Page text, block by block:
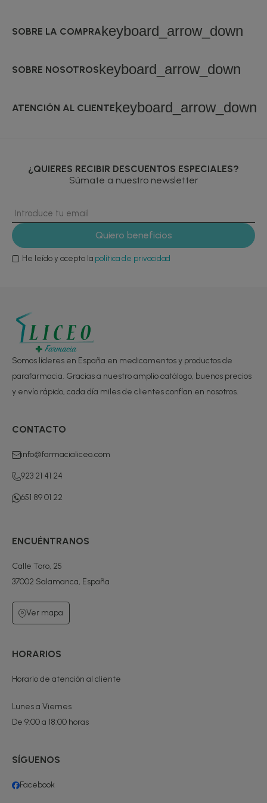
SOBRE LA COMPRAkeyboard_arrow_down
SOBRE NOSOTROSkeyboard_arrow_down
ATENCIÓN AL CLIENTEkeyboard_arrow_down
¿QUIERES RECIBIR DESCUENTOS ESPECIALES?
Súmate a nuestro newsletter
He leído y acepto la política de privacidad
Somos líderes en España en medicamentos y productos de
parafarmacia. Gracias a nuestro amplio catálogo, buenos precios
y envío rápido, cada día miles de clientes confían en nosotros.
CONTACTO
info@farmacialiceo.com
923 21 41 24
651 89 01 22
ENCUÉNTRANOS
Calle Toro, 25
37002 Salamanca, España
Ver mapa
HORARIOS
Horario de atención al cliente
Lunes a Viernes
De 9:00 a 18:00 horas
SÍGUENOS
Facebook